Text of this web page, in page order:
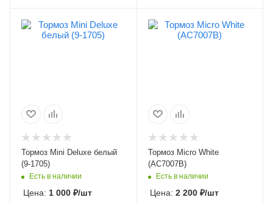
Тормоз Mini Deluxe белый
(9-1705)
Есть в наличии
Цена: 1 000 ₽/шт
Тормоз Micro White
(AC7007B)
Есть в наличии
Цена: 2 200₽/шт